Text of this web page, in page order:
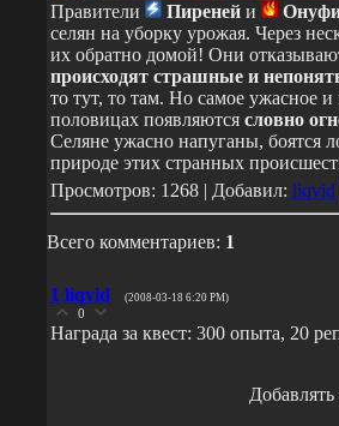
Правители Пиренейи
селян на уборку урожая. Через
их обратно домой! Они
происходят страшные и
то тут, то там. Но самое ужасное
половицах появляются словно
Селяне ужасно напуганы, боятся
природе этих странных
Просмотров: 1268 | Добавил: liqvid
Всего комментариев: 1
1 liqvid (2008-03-18 6:20 PM)
0
Награда за квест: 300 опыта, 20